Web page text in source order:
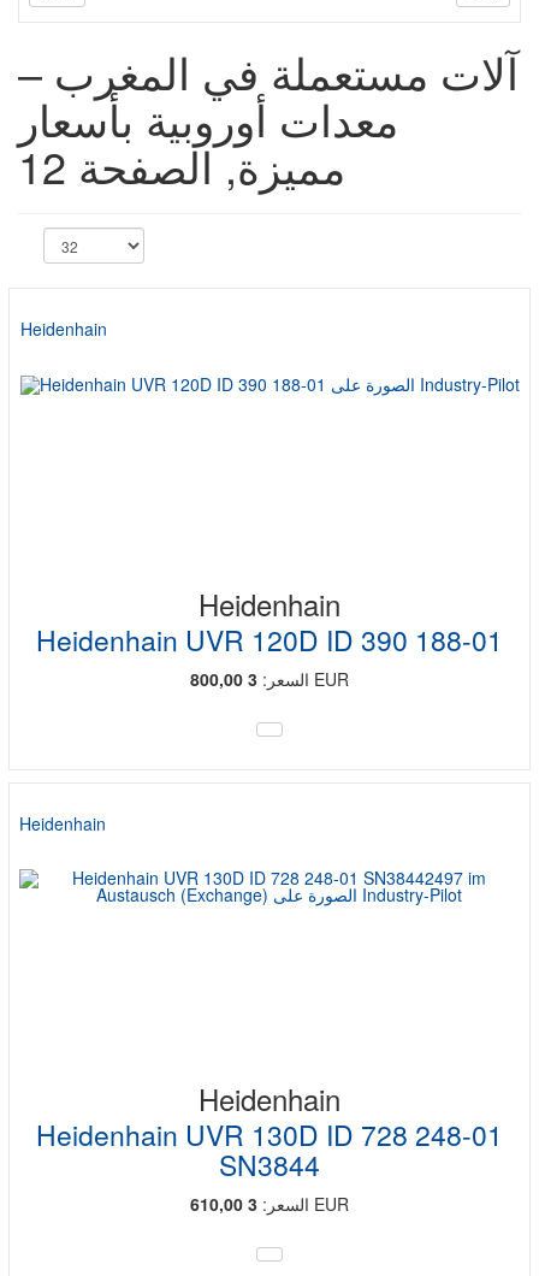
آلات مستعملة في المغرب –
معدات أوروبية بأسعار
مميزة, الصفحة 12
Heidenhain
Heidenhain
Heidenhain UVR 120D ID 390 188-01
السعر: 3 800,00 EUR
Heidenhain
Heidenhain
Heidenhain UVR 130D ID 728 248-01
SN3844
السعر: 3 610,00 EUR